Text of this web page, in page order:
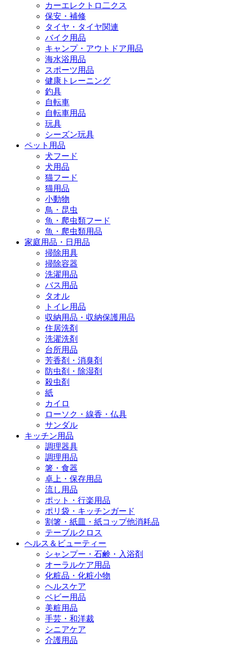
カーエレクトロ二クス
保安・補修
タイヤ・タイヤ関連
バイク用品
キャンプ・アウトドア用品
海水浴用品
スポーツ用品
健康トレーニング
釣具
自転車
自転車用品
玩具
シーズン玩具
ペット用品
犬フード
犬用品
猫フード
猫用品
小動物
鳥・昆虫
魚・爬虫類フード
魚・爬虫類用品
家庭用品・日用品
掃除用具
掃除容器
洗濯用品
バス用品
タオル
トイレ用品
収納用品・収納保護用品
住居洗剤
洗濯洗剤
台所用品
芳香剤・消臭剤
防虫剤・除湿剤
殺虫剤
紙
カイロ
ローソク・線香・仏具
サンダル
キッチン用品
調理器具
調理用品
箸・食器
卓上・保存用品
流し用品
ポット・行楽用品
ポリ袋・キッチンガード
割箸・紙皿・紙コップ他消耗品
テーブルクロス
ヘルス＆ビューティー
シャンプー・石鹸・入浴剤
オーラルケア用品
化粧品・化粧小物
ヘルスケア
ベビー用品
美粧用品
手芸・和洋裁
シニアケア
介護用品